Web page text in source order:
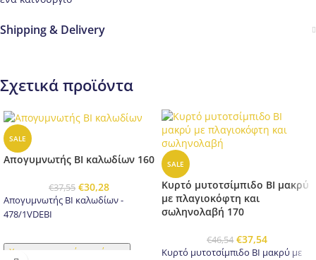
Shipping & Delivery
Σχετικά προϊόντα
SALE
Απογυμνωτής BI καλωδίων 160
€37,55 €30,28
Απογυμνωτής BI καλωδίων -
478/1VDEBI
Χαρακτηριστικά προιόντος
SALE
Κυρτό μυτοτσίμπιδο BI μακρύ
με πλαγιοκόφτη και
σωληνολαβή 170
€46,54 €37,54
Κυρτό μυτοτσίμπιδο BI μακρύ με